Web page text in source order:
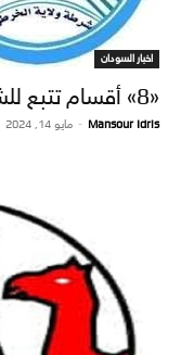
اخبار السودان
«8» أقسام تتبع للشرطة تستأنف عملها في أمدرمان
Mansour Idris
- مايو 14, 2024